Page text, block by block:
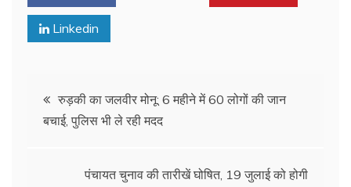
Linkedin
Post
navigation
रुड़की का जलवीर मोनू: 6 महीने में 60 लोगों की जान
बचाई, पुलिस भी ले रही मदद
पंचायत चुनाव की तारीखें घोषित, 19 जुलाई को होगी